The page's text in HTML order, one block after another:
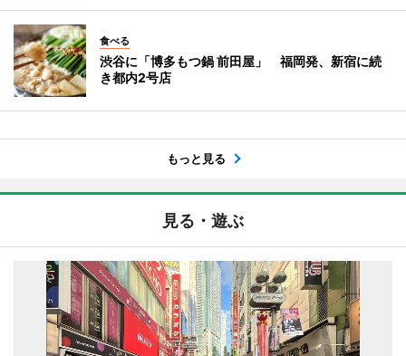
食べる
渋谷に「博多もつ鍋 前田屋」 福岡発、新宿に続
き都内2号店
もっと見る
見る・遊ぶ